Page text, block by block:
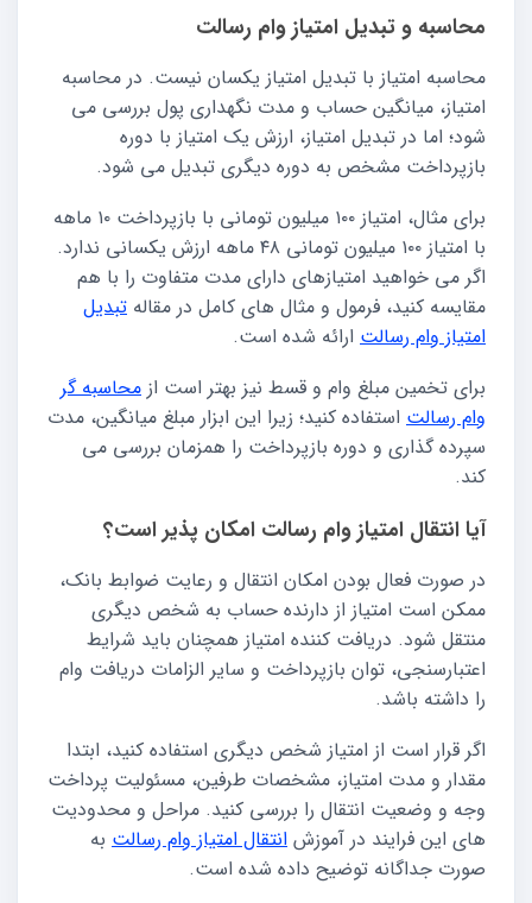
محاسبه و تبدیل امتیاز وام رسالت
محاسبه امتیاز با تبدیل امتیاز یکسان نیست. در محاسبه
امتیاز، میانگین حساب و مدت نگهداری پول بررسی می
شود؛ اما در تبدیل امتیاز، ارزش یک امتیاز با دوره
بازپرداخت مشخص به دوره دیگری تبدیل می شود.
برای مثال، امتیاز ۱۰۰ میلیون تومانی با بازپرداخت ۱۰ ماهه
با امتیاز ۱۰۰ میلیون تومانی ۴۸ ماهه ارزش یکسانی ندارد.
اگر می خواهید امتیازهای دارای مدت متفاوت را با هم
مقایسه کنید، فرمول و مثال های کامل در مقاله تبدیل
امتیاز وام رسالت ارائه شده است.
برای تخمین مبلغ وام و قسط نیز بهتر است از محاسبه گر
وام رسالت استفاده کنید؛ زیرا این ابزار مبلغ میانگین، مدت
سپرده گذاری و دوره بازپرداخت را همزمان بررسی می
کند.
آیا انتقال امتیاز وام رسالت امکان پذیر است؟
در صورت فعال بودن امکان انتقال و رعایت ضوابط بانک،
ممکن است امتیاز از دارنده حساب به شخص دیگری
منتقل شود. دریافت کننده امتیاز همچنان باید شرایط
اعتبارسنجی، توان بازپرداخت و سایر الزامات دریافت وام
را داشته باشد.
اگر قرار است از امتیاز شخص دیگری استفاده کنید، ابتدا
مقدار و مدت امتیاز، مشخصات طرفین، مسئولیت پرداخت
وجه و وضعیت انتقال را بررسی کنید. مراحل و محدودیت
های این فرایند در آموزش انتقال امتیاز وام رسالت به
صورت جداگانه توضیح داده شده است.